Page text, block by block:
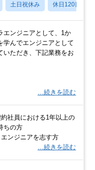
土日祝休み 休日120日以上
ンジニアとして、1か
学んでエンジニアとして
いただき、下記業務をお
…続きを読む
社員における1年以上の
ちの方
ンジニアを志す方
…続きを読む